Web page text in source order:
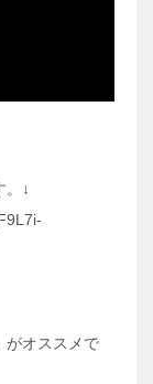
。↓
がオススメで